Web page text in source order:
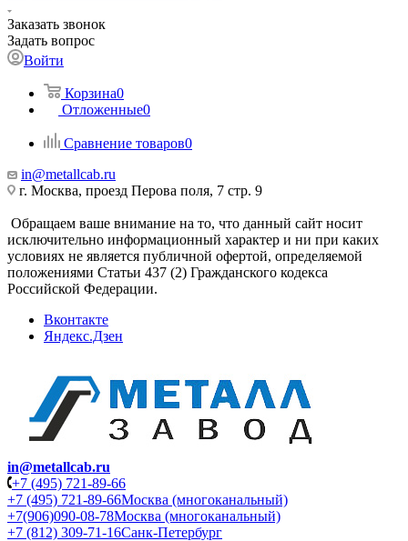
Заказать звонок
Задать вопрос
Войти
Корзина0
Отложенные0
Сравнение товаров0
in@metallcab.ru
г. Москва, проезд Перова поля, 7 стр. 9
Обращаем ваше внимание на то, что данный сайт носит
исключительно информационный характер и ни при каких
условиях не является публичной офертой, определяемой
положениями Статьи 437 (2) Гражданского кодекса
Российской Федерации.
Вконтакте
Яндекс.Дзен
in@metallcab.ru
+7 (495) 721-89-66
+7 (495) 721-89-66Москва (многоканальный)
+7(906)090-08-78Москва (многоканальный)
+7 (812) 309-71-16Санк-Петербург